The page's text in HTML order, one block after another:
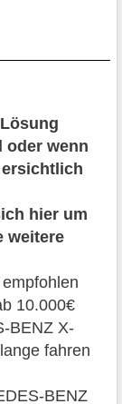
oder wenn
hier um
weitere
10.000€
BENZ X-
fahren
BENZ